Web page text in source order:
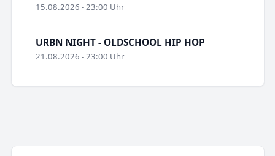
15.08.2026 - 23:00 Uhr
URBN NIGHT - OLDSCHOOL HIP HOP
21.08.2026 - 23:00 Uhr